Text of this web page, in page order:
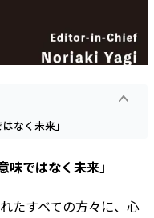
なく未来」
ではなく未来」
たすべての方々に、心